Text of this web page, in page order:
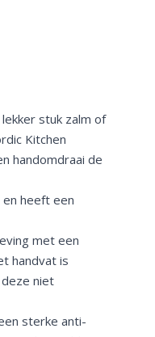
stuk zalm of
Kitchen
handomdraai de
en heeft een
met een
handvat is
niet
sterke anti-